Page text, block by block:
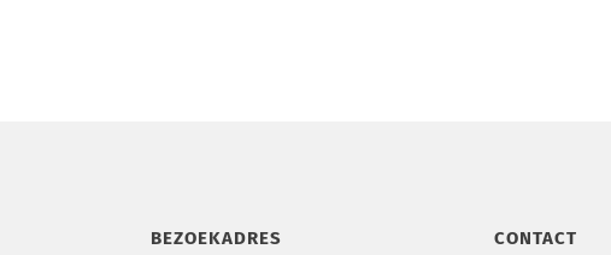
BEZOEKADRES CONTACT